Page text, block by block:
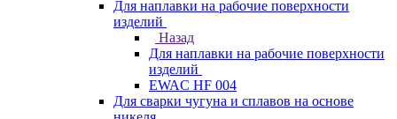
Для наплавки на рабочие поверхности
изделий
Назад
Для наплавки на рабочие поверхности
изделий
EWAC HF 004
Для сварки чугуна и сплавов на основе